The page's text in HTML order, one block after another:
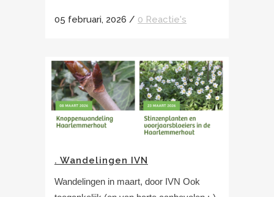
05 februari, 2026 / 0 Reactie's
. Wandelingen IVN
Wandelingen in maart, door IVN Ook